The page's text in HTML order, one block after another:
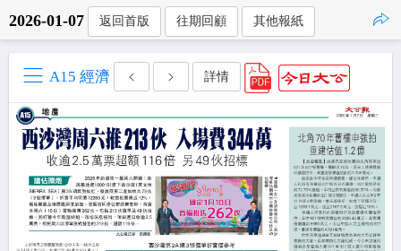
2026-01-07 返回首版 往期回顧 其他報紙
A15 經濟 詳情